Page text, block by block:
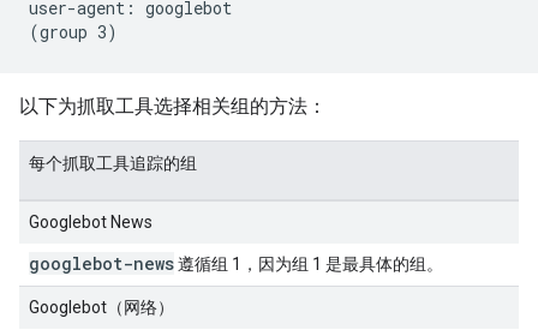
user-agent: googlebot
以下为抓取工具选择相关组的方法：
每个抓取工具追踪的组
Googlebot News
googlebot-news遵循组 1，因为组 1 是最具体的组。
Googlebot（网络）